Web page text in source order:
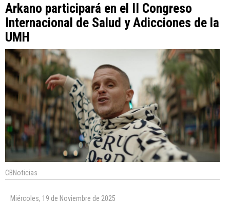
Arkano participará en el II Congreso
Internacional de Salud y Adicciones de la
UMH
CBNoticias
Miércoles, 19 de Noviembre de 2025